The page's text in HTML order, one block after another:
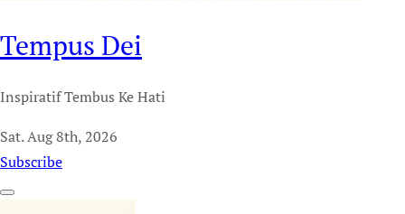
Tempus Dei
Inspiratif Tembus Ke Hati
Sat. Aug 8th, 2026
Subscribe